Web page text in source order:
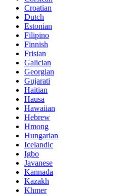
Croatian
Dutch
Estonian
Filipino
Finnish
Frisian
Galician
Georgian
Gujarati
Haitian
Hausa
Hawaiian
Hebrew
Hmong
Hungarian
Icelandic
Igbo
Javanese
Kannada
Kazakh
Khmer